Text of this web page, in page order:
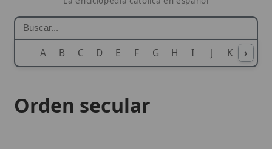
A B C D E F G H I J K L M
›